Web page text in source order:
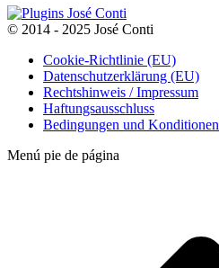
© 2014 - 2025 José Conti
Cookie-Richtlinie (EU)
Datenschutzerklärung (EU)
Rechtshinweis / Impressum
Haftungsausschluss
Bedingungen und Konditionen
Menú pie de página